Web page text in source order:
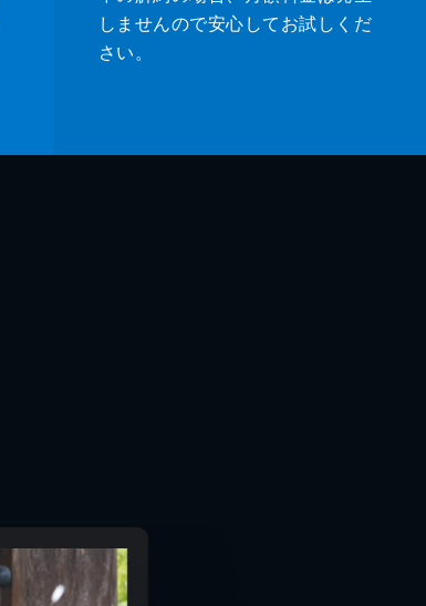
しませんので安心してお試しくだ
さい。